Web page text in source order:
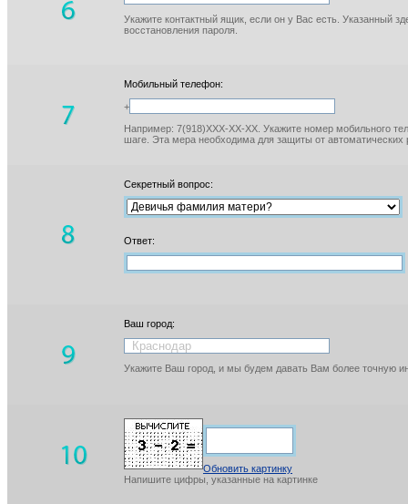
Укажите контактный ящик, если он у Вас есть. Указанный
восстановления пароля.
Мобильный телефон:
+
Например: 7(918)XXX-XX-XX. Укажите номер мобильного
шаге. Эта мера необходима для защиты от автоматических
Секретный вопрос:
Ответ:
Ваш город:
Укажите Ваш город, и мы будем давать Вам более точную
Обновить картинку
Напишите цифры, указанные на картинке